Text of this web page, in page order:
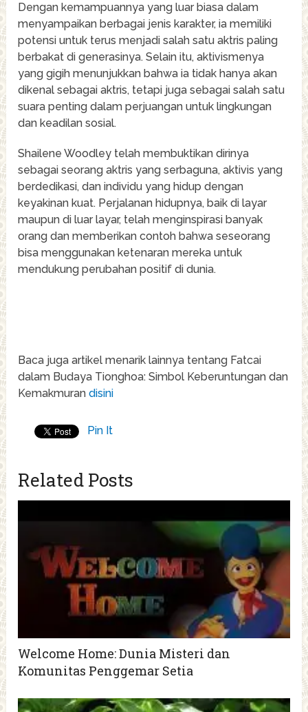
Dengan kemampuannya yang luar biasa dalam
menyampaikan berbagai jenis karakter, ia memiliki
potensi untuk terus menjadi salah satu aktris paling
berbakat di generasinya. Selain itu, aktivismenya
yang gigih menunjukkan bahwa ia tidak hanya akan
dikenal sebagai aktris, tetapi juga sebagai salah satu
suara penting dalam perjuangan untuk lingkungan
dan keadilan sosial.
Shailene Woodley telah membuktikan dirinya
sebagai seorang aktris yang serbaguna, aktivis yang
berdedikasi, dan individu yang hidup dengan
keyakinan kuat. Perjalanan hidupnya, baik di layar
maupun di luar layar, telah menginspirasi banyak
orang dan memberikan contoh bahwa seseorang
bisa menggunakan ketenaran mereka untuk
mendukung perubahan positif di dunia.
Baca juga artikel menarik lainnya tentang Fatcai
dalam Budaya Tionghoa: Simbol Keberuntungan dan
Kemakmurandisini
Pin It
Related Posts
Welcome Home: Dunia Misteri dan
Komunitas Penggemar Setia